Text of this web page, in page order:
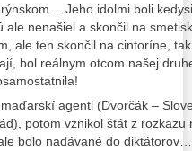
Jeho idolmi boli
ale nenašiel a skončil na
ale ten skončil na cintoríne,
bol reálnym otcom našej
agenti (Dvorčák –
potom vznikol štát z rozkazu
bolo nadávané do